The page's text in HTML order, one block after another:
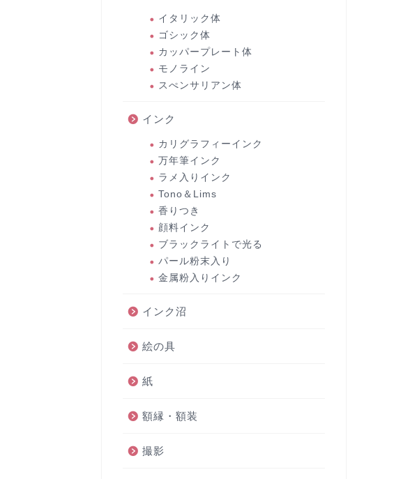
イタリック体
ゴシック体
カッパープレート体
モノライン
スぺンサリアン体
インク
カリグラフィーインク
万年筆インク
ラメ入りインク
Tono＆Lims
香りつき
顔料インク
ブラックライトで光る
パール粉末入り
金属粉入りインク
インク沼
絵の具
紙
額縁・額装
撮影